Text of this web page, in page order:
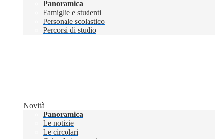
Panoramica
Famiglie e studenti
Personale scolastico
Percorsi di studio
Novità
Panoramica
Le notizie
Le circolari